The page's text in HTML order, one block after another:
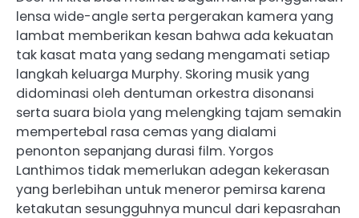
lensa wide-angle serta pergerakan kamera yang
lambat memberikan kesan bahwa ada kekuatan
tak kasat mata yang sedang mengamati setiap
langkah keluarga Murphy. Skoring musik yang
didominasi oleh dentuman orkestra disonansi
serta suara biola yang melengking tajam semakin
mempertebal rasa cemas yang dialami
penonton sepanjang durasi film. Yorgos
Lanthimos tidak memerlukan adegan kekerasan
yang berlebihan untuk meneror pemirsa karena
ketakutan sesungguhnya muncul dari kepasrahan